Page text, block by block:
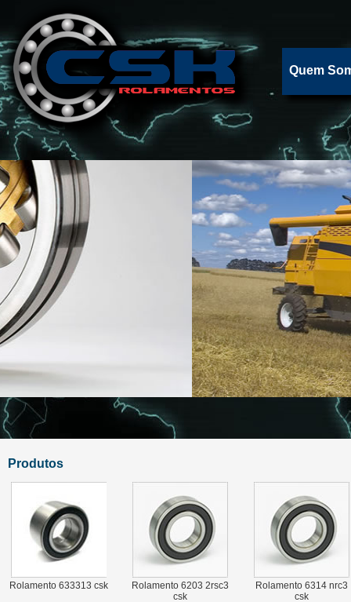
Quem
Produtos
Rolamento 633313 csk
Rolamento 6203 2rsc3
csk
Rolamento 6314 nrc3
csk